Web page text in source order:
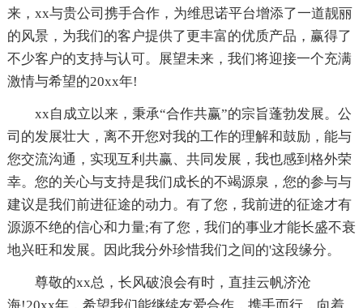
来，xx与贵公司携手合作，为维思诺平台增添了一道靓丽
的风景，为我们的客户提供了更丰富的优质产品，赢得了
不少客户的支持与认可。展望未来，我们将迎接一个充满
激情与希望的20xx年!
xx自成立以来，秉承“合作共赢”的宗旨蓬勃发展。公
司的发展壮大，离不开您对我的工作的理解和鼓励，能与
您交流沟通，实现互利共赢、共同发展，我也感到格外荣
幸。您的关心与支持是我们成长的不竭源泉，您的参与与
建议是我们前进征途的动力。有了您，我前进的征途才有
源源不绝的信心和力量;有了您，我们的事业才能长盛不衰
地兴旺和发展。因此我分外珍惜我们之间的'这段缘分。
尊敬的xx总，长风破浪会有时，直挂云帆济沧